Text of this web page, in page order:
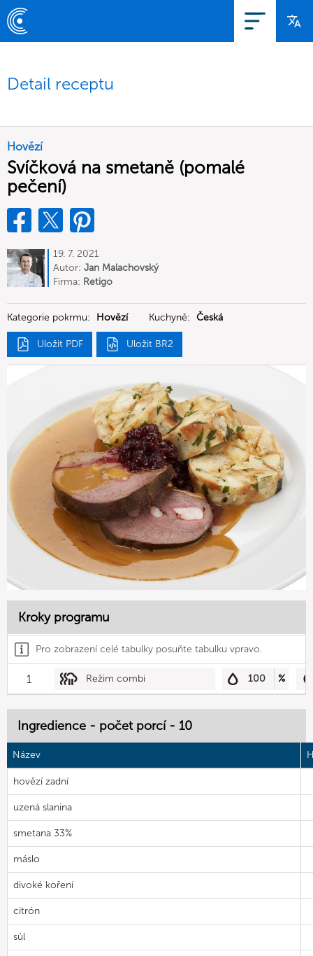
Detail receptu
Hovězí
Svíčková na smetaně (pomalé
pečení)
19. 7. 2021
Autor: Jan Malachovský
Firma: Retigo
Kategorie pokrmu: Hovězí Kuchyně: Česká
Uložit PDF Uložit BR2
Kroky programu
Pro zobrazení celé tabulky posuňte tabulku vpravo.
1 Režim combi 100 %
Ingredience - počet porcí - 10
Název
hovězí zadní
uzená slanina
smetana 33%
máslo
divoké koření
citrón
sůl